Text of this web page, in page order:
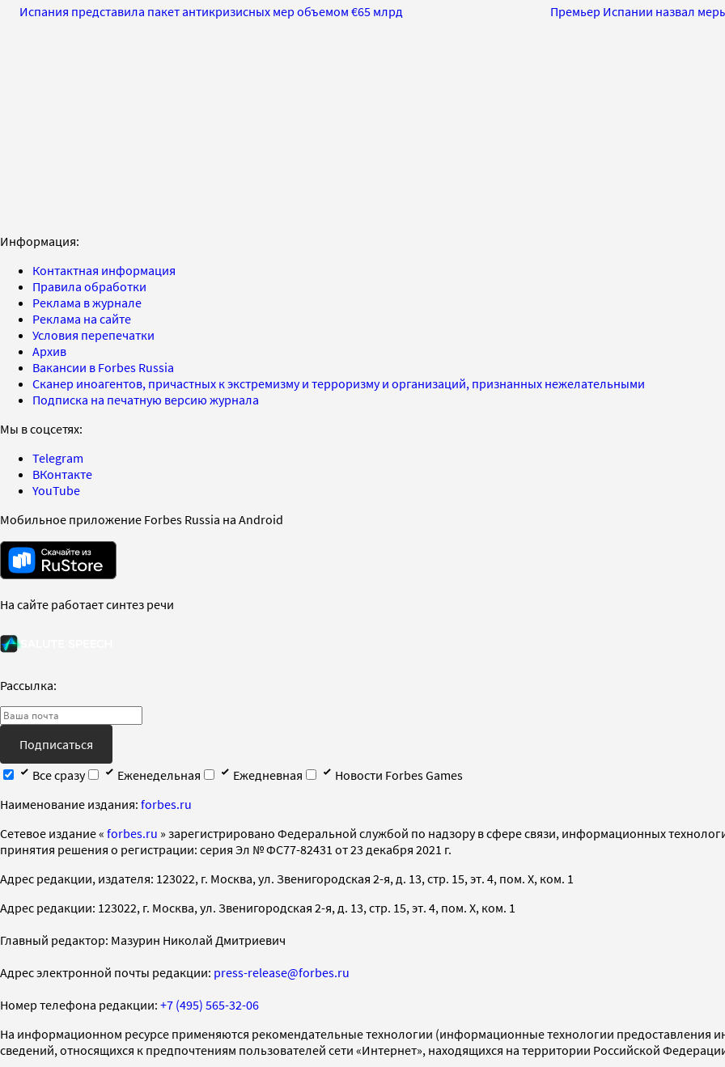
Испания представила пакет антикризисных мер объемом €65 млрд Премьер Испании назвал
Информация:
Контактная информация
Правила обработки
Реклама в журнале
Реклама на сайте
Условия перепечатки
Архив
Вакансии в Forbes Russia
Сканер иноагентов, причастных к экстремизму и терроризму и организаций, признанных нежелательными
Подписка на печатную версию журнала
Мы в соцсетях:
Telegram
ВКонтакте
YouTube
Мобильное приложение Forbes Russia на Android
На сайте работает синтез речи
Рассылка:
Подписаться
Все сразу
Еженедельная Ежедневная
Новости Forbes Games
Наименование издания: forbes.ru
Cетевое издание « forbes.ru » зарегистрировано Федеральной службой по надзору в сфере связи, информационных
принятия решения о регистрации: серия Эл № ФС77-82431 от 23 декабря 2021 г.
Адрес редакции, издателя: 123022, г. Москва, ул. Звенигородская 2-я, д. 13, стр. 15, эт. 4, пом. X, ком. 1
Адрес редакции: 123022, г. Москва, ул. Звенигородская 2-я, д. 13, стр. 15, эт. 4, пом. X, ком. 1
Главный редактор: Мазурин Николай Дмитриевич
Адрес электронной почты редакции: press-release@forbes.ru
Номер телефона редакции: +7 (495) 565-32-06
На информационном ресурсе применяются рекомендательные технологии (информационные технологии предоставления
сведений, относящихся к предпочтениям пользователей сети «Интернет», находящихся на территории Российской